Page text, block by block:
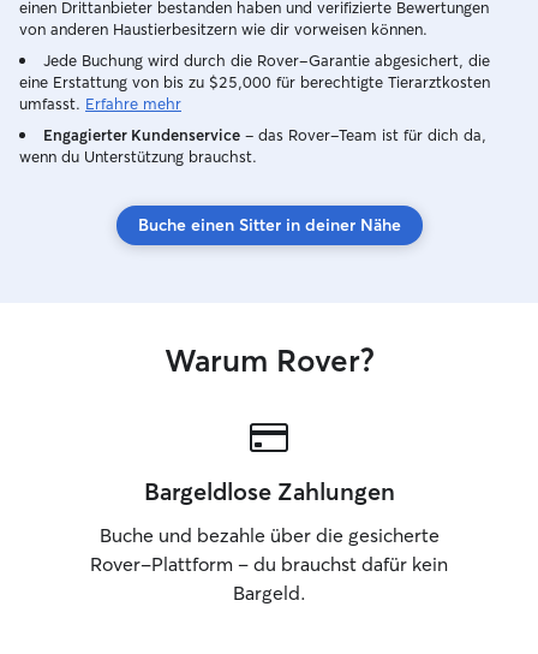
einen Drittanbieter bestanden haben und verifizierte Bewertungen
von anderen Haustierbesitzern wie dir vorweisen können.
Jede Buchung wird durch die Rover-Garantie abgesichert, die
eine Erstattung von bis zu $25,000 für berechtigte Tierarztkosten
umfasst. Erfahre mehr
Engagierter Kundenservice – das Rover-Team ist für dich da,
wenn du Unterstützung brauchst.
Buche einen Sitter in deiner Nähe
Warum Rover?
Bargeldlose Zahlungen
Buche und bezahle über die gesicherte
Rover-Plattform – du brauchst dafür kein
Bargeld.